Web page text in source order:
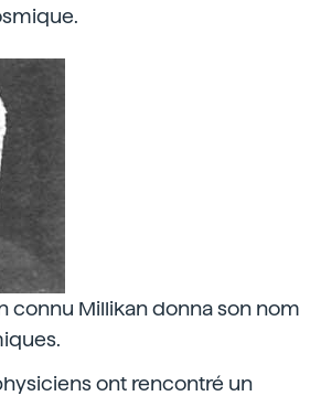
connu Millikan donna son nom
ont rencontré un